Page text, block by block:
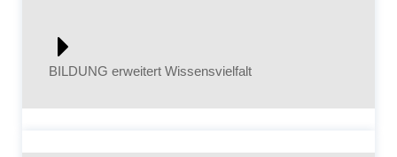
BILDUNG erweitert Wissensvielfalt